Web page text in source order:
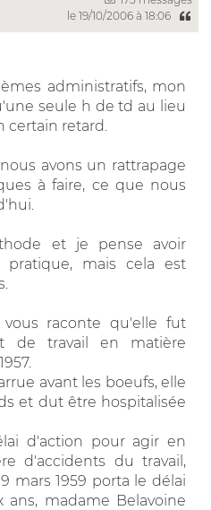
le 19/10/2006 à 18:06
administratifs, mon
seule h de td au lieu
certain retard.
avons un rattrapage
à faire, ce que nous
et je pense avoir
mais cela est
vous raconte qu'elle fut
de travail en matière
avant les boeufs, elle
et dut être hospitalisée
d'action pour agir en
d'accidents du travail,
mars 1959 porta le délai
madame Belavoine